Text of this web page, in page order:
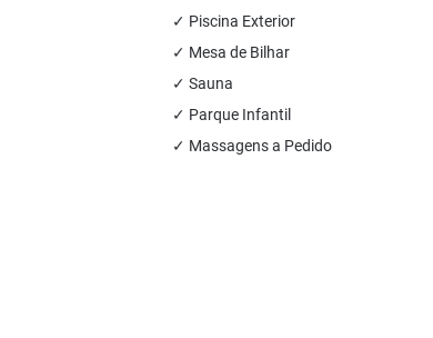
✓ Piscina Exterior
✓ Mesa de Bilhar
✓ Sauna
✓ Parque Infantil
✓ Massagens a Pedido